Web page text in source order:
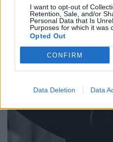
I want to opt-out of
Retention, Sale, and/or
Personal Data that Is
Purposes for which it was
Opted Out
CONFIRM
Data Deletion Data